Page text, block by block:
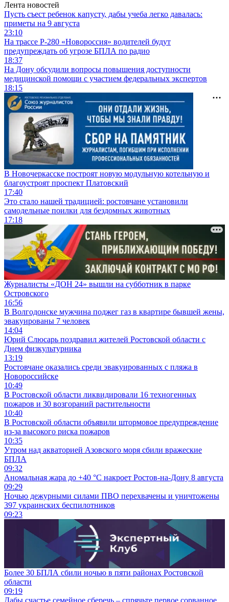
Лента новостей
Пусть съест ребенок капусту, дабы учеба легко давалась:
приметы на 9 августа
23:10
На трассе Р-280 «Новороссия» водителей будут
предупреждать об угрозе БПЛА по радио
18:37
На Дону обсудили вопросы повышения доступности
медицинской помощи с участием федеральных экспертов
18:15
В Новочеркасске построят новую модульную котельную и
благоустроят проспект Платовский
17:40
Это стало нашей традицией: ростовчане установили
самодельные поилки для бездомных животных
17:18
Журналисты «ДОН 24» вышли на субботник в парке
Островского
16:56
В Волгодонске мужчина поджег газ в квартире бывшей жены,
эвакуированы 7 человек
14:04
Юрий Слюсарь поздравил жителей Ростовской области с
Днем физкультурника
13:19
Ростовчане оказались среди эвакуированных с пляжа в
Новороссийске
10:49
В Ростовской области ликвидировали 16 техногенных
пожаров и 30 возгораний растительности
10:40
В Ростовской области объявили штормовое предупреждение
из-за высокого риска пожаров
10:35
Утром над акваторией Азовского моря сбили вражеские
БПЛА
09:32
Аномальная жара до +40 °C накроет Ростов-на-Дону 8 августа
09:29
Ночью дежурными силами ПВО перехвачены и уничтожены
397 украинских беспилотников
09:23
Более 30 БПЛА сбили ночью в пяти районах Ростовской
области
09:19